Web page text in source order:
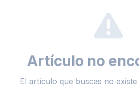
Artículo no
El artículo que buscas no